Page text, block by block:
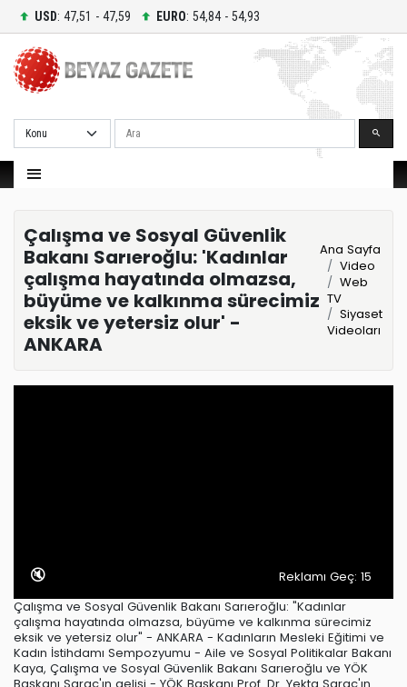
USD: 47,51 - 47,59 EURO: 54,84 - 54,93
Ara
Çalışma ve Sosyal Güvenlik
Bakanı Sarıeroğlu: 'Kadınlar
çalışma hayatında olmazsa,
büyüme ve kalkınma sürecimiz
eksik ve yetersiz olur' -
ANKARA
Ana Sayfa
Video
Web
TV
Siyaset
Videoları
🔇
Reklamı Geç: 15
Çalışma ve Sosyal Güvenlik Bakanı Sarıeroğlu: "Kadınlar
çalışma hayatında olmazsa, büyüme ve kalkınma sürecimiz
eksik ve yetersiz olur" - ANKARA - Kadınların Mesleki Eğitimi ve
Kadın İstihdamı Sempozyumu - Aile ve Sosyal Politikalar Bakanı
Kaya, Çalışma ve Sosyal Güvenlik Bakanı Sarıeroğlu ve YÖK